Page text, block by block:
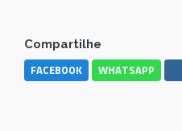
Compartilhe
FACEBOOK WHATSAPP